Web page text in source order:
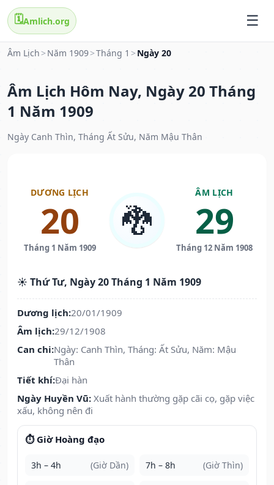
🗓️Amlich.org
Âm Lịch > Năm 1909>Tháng 1 > Ngày 20
Âm Lịch Hôm Nay, Ngày 20 Tháng
1 Năm 1909
Ngày Canh Thìn, Tháng Ất Sửu, Năm Mậu Thân
DƯƠNG LỊCH
20
Tháng 1 Năm 1909
🐉
ÂM LỊCH
29
Tháng 12 Năm 1908
☀️ Thứ Tư, Ngày 20 Tháng 1 Năm 1909
Dương lịch:20/01/1909
Âm lịch:29/12/1908
Can chi:Ngày: Canh Thìn, Tháng: Ất Sửu, Năm: Mậu
Thân
Tiết khí:Đại hàn
Ngày Huyền Vũ: Xuất hành thường gặp cãi cọ, gặp việc
xấu, không nên đi
⏱️ Giờ Hoàng đạo
3h – 4h (Giờ Dần) 7h – 8h (Giờ Thìn)